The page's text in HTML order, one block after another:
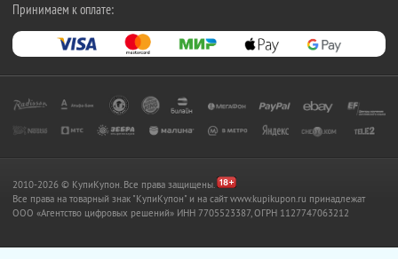
Принимаем к оплате:
2010-2026 © КупиКупон. Все права защищены.
Все права на товарный знак "КупиКупон" и на сайт www.kupikupon.ru принадлежат
OOO «Агентство цифровых решений» ИНН 7705523387, ОГРН 1127747063212